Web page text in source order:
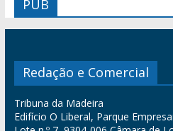
PUB
Redação e Comercial
Tribuna da Madeira
Edifício O Liberal, Parque